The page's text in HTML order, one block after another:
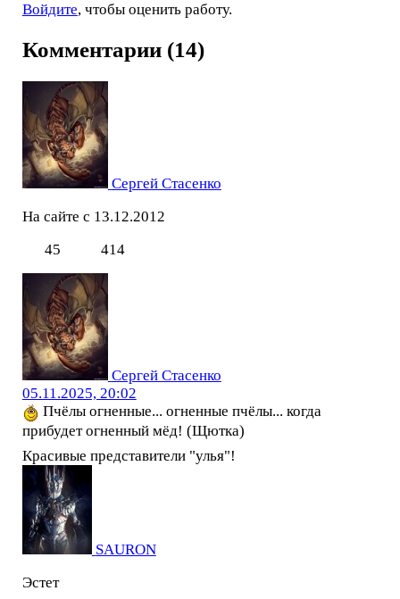
Войдите, чтобы оценить работу.
Комментарии (14)
Сергей Стасенко
На сайте с 13.12.2012
45
414
Сергей Стасенко
05.11.2025, 20:02
Пчёлы огненные... огненные пчёлы... когда
прибудет огненный мёд! (Щютка)
Красивые представители "улья"!
SAURON
Эстет